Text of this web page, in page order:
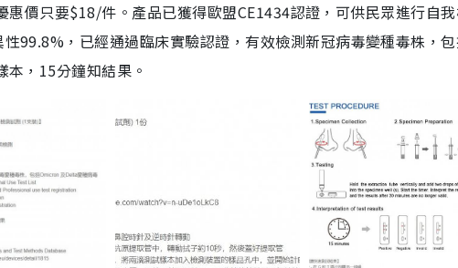
價只要$18/件。產品已獲得歐盟CE1434認證，可供民眾進行自
99.8%，已經通過臨床實驗認證，有效檢測新冠病毒變種毒株，
，15分鐘知結果。